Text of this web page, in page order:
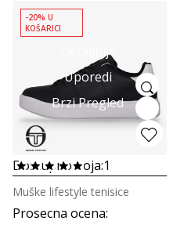
Detaljnije
Uporedi
Brzi Pregled
-20% U
KOŠARICI
Dostupno boja:1
Prosecna ocena:
Muške lifestyle tenisice